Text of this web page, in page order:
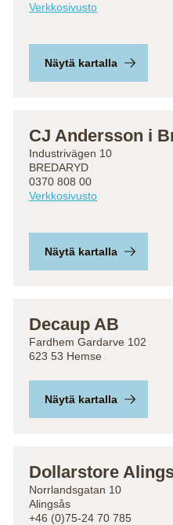
Verkkosivusto
Näytä kartalla
CJ Andersson i
Industrivägen 10
BREDARYD
0370 808 00
Verkkosivusto
Näytä kartalla
Decaup AB
Fardhem Gardarve 102
623 53 Hemse
Näytä kartalla
Dollarstore
Norrlandsgatan 10
Alingsås
+46 (0)75-24 70 785